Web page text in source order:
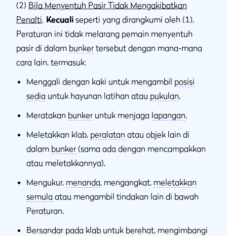
(2) Bila Menyentuh Pasir Tidak Mengakibatkan
Penalti. Kecuali seperti yang dirangkumi oleh (1),
Peraturan ini tidak melarang pemain menyentuh
pasir di dalam bunker tersebut dengan mana-mana
cara lain, termasuk:
Menggali dengan kaki untuk mengambil posisi
sedia untuk hayunan latihan atau pukulan,
Meratakan bunker untuk menjaga lapangan,
Meletakkan klab, peralatan atau objek lain di
dalam bunker (sama ada dengan mencampakkan
atau meletakkannya),
Mengukur, menanda, mengangkat, meletakkan
semula atau mengambil tindakan lain di bawah
Peraturan,
Bersandar pada klab untuk berehat, mengimbangi